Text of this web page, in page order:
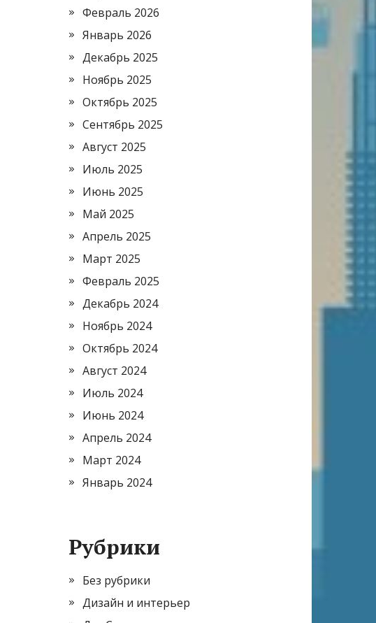
Февраль 2026
Январь 2026
Декабрь 2025
Ноябрь 2025
Октябрь 2025
Сентябрь 2025
Август 2025
Июль 2025
Июнь 2025
Май 2025
Апрель 2025
Март 2025
Февраль 2025
Декабрь 2024
Ноябрь 2024
Октябрь 2024
Август 2024
Июль 2024
Июнь 2024
Апрель 2024
Март 2024
Январь 2024
Рубрики
Без рубрики
Дизайн и интерьер